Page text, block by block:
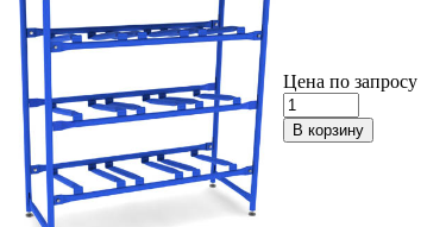
Цена по запросу